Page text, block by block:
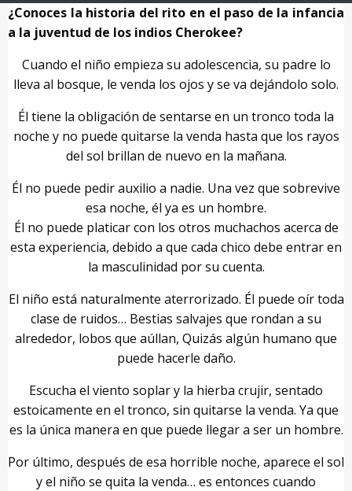
¿Conoces la historia del rito en el paso de la infancia
a la juventud de los indios Cherokee?
Cuando el niño empieza su adolescencia, su padre lo
lleva al bosque, le venda los ojos y se va dejándolo solo.
Él tiene la obligación de sentarse en un tronco toda la
noche y no puede quitarse la venda hasta que los rayos
del sol brillan de nuevo en la mañana.
Él no puede pedir auxilio a nadie. Una vez que sobrevive
esa noche, él ya es un hombre.
Él no puede platicar con los otros muchachos acerca de
esta experiencia, debido a que cada chico debe entrar en
la masculinidad por su cuenta.
El niño está naturalmente aterrorizado. Él puede oír toda
clase de ruidos… Bestias salvajes que rondan a su
alrededor, lobos que aúllan, Quizás algún humano que
puede hacerle daño.
Escucha el viento soplar y la hierba crujir, sentado
estoicamente en el tronco, sin quitarse la venda. Ya que
es la única manera en que puede llegar a ser un hombre.
Por último, después de esa horrible noche, aparece el sol
y el niño se quita la venda… es entonces cuando